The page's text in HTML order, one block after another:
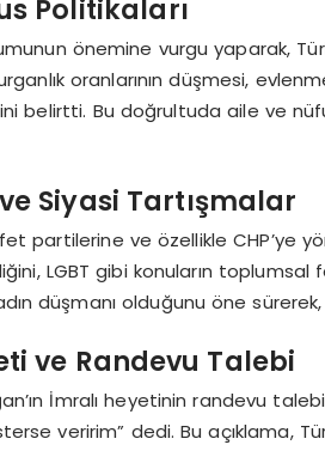
Politikaları
önemine vurgu yaparak,
oranlarının düşmesi,
belirtti. Bu doğrultuda aile ve
Siyasi Tartışmalar
partilerine ve özellikle CHP’ye
LGBT gibi konuların
düşmanı olduğunu öne
ve Randevu Talebi
İmralı heyetinin randevu
veririm” dedi. Bu açıklama,